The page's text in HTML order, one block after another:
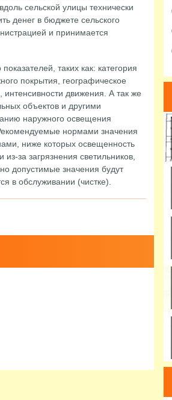
сельской улицы технически
денег в бюджете сельского
и принимается
таких как: категория
покрытия, географическое
интенсивности движения. А так же
объектов и другими
наружного освещения
нормами значения
ниже которых освещенность
за загрязнения светильников,
допустимые значения будут
в обслуживании (чистке).